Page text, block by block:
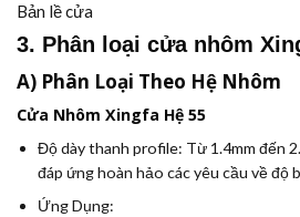
Bản lề cửa
3. Phân loại cửa nhôm
A) Phân Loại Theo Hệ Nhôm
Cửa Nhôm Xingfa Hệ 55
Độ dày thanh profile: Từ 1.4mm đến
đáp ứng hoàn hảo các yêu cầu về độ
Ứng Dụng: